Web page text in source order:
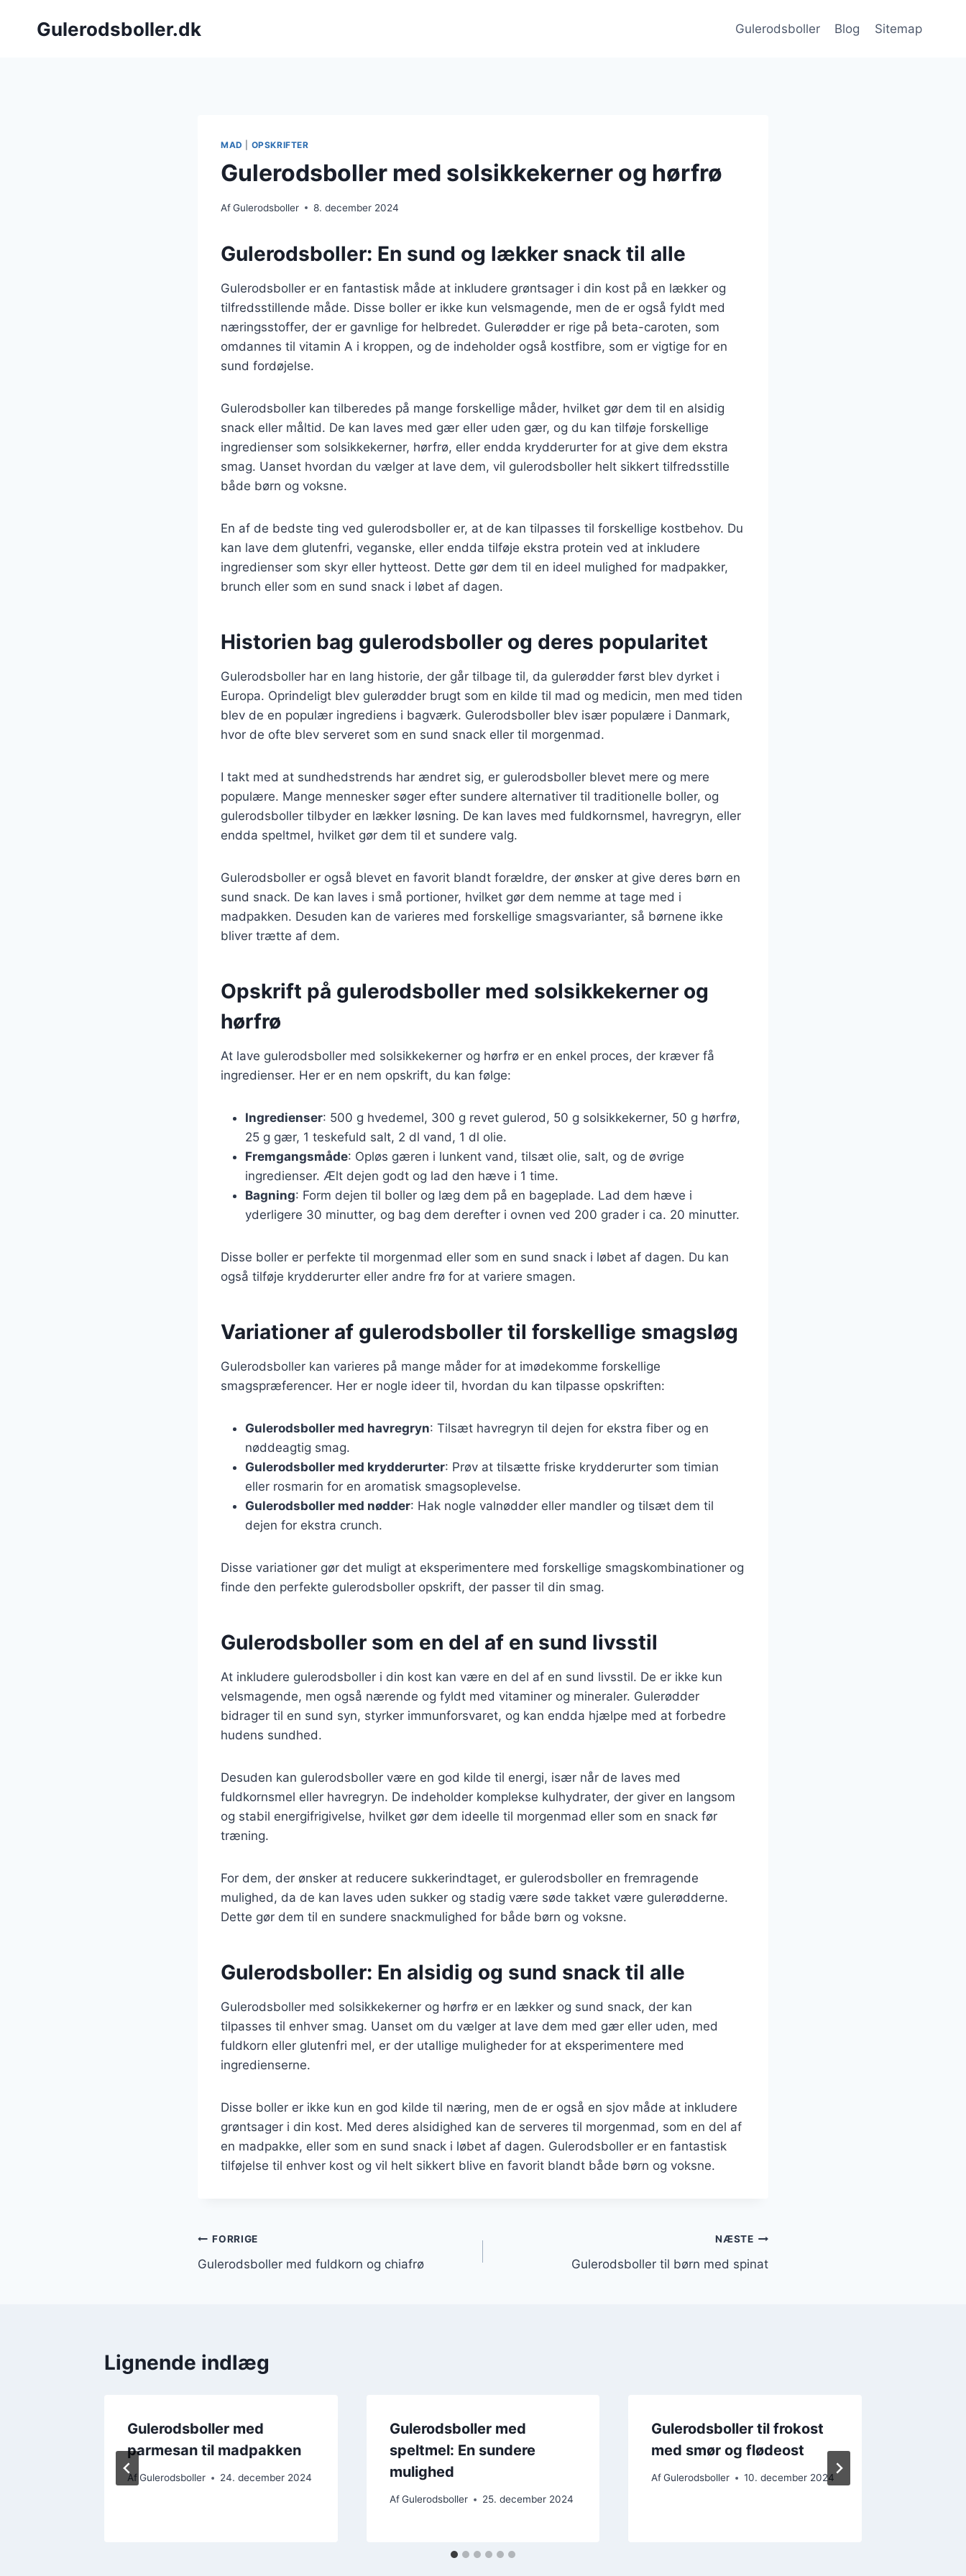
Gulerodsboller.dk Gulerodsboller Blog Sitemap
MAD OPSKRIFTER
Gulerodsboller med solsikkekerner og hørfrø
AfGulerodsboller 8. december 2024
Gulerodsboller: En sund og lækker snack til alle
Gulerodsboller er en fantastisk måde at inkludere grøntsager i din kost på en lækker og
tilfredsstillende måde. Disse boller er ikke kun velsmagende, men de er også fyldt med
næringsstoffer, der er gavnlige for helbredet. Gulerødder er rige på beta-caroten, som
omdannes til vitamin A i kroppen, og de indeholder også kostfibre, som er vigtige for en
sund fordøjelse.
Gulerodsboller kan tilberedes på mange forskellige måder, hvilket gør dem til en alsidig
snack eller måltid. De kan laves med gær eller uden gær, og du kan tilføje forskellige
ingredienser som solsikkekerner, hørfrø, eller endda krydderurter for at give dem ekstra
smag. Uanset hvordan du vælger at lave dem, vil gulerodsboller helt sikkert tilfredsstille
både børn og voksne.
En af de bedste ting ved gulerodsboller er, at de kan tilpasses til forskellige kostbehov. Du
kan lave dem glutenfri, veganske, eller endda tilføje ekstra protein ved at inkludere
ingredienser som skyr eller hytteost. Dette gør dem til en ideel mulighed for madpakker,
brunch eller som en sund snack i løbet af dagen.
Historien bag gulerodsboller og deres popularitet
Gulerodsboller har en lang historie, der går tilbage til, da gulerødder først blev dyrket i
Europa. Oprindeligt blev gulerødder brugt som en kilde til mad og medicin, men med tiden
blev de en populær ingrediens i bagværk. Gulerodsboller blev især populære i Danmark,
hvor de ofte blev serveret som en sund snack eller til morgenmad.
I takt med at sundhedstrends har ændret sig, er gulerodsboller blevet mere og mere
populære. Mange mennesker søger efter sundere alternativer til traditionelle boller, og
gulerodsboller tilbyder en lækker løsning. De kan laves med fuldkornsmel, havregryn, eller
endda speltmel, hvilket gør dem til et sundere valg.
Gulerodsboller er også blevet en favorit blandt forældre, der ønsker at give deres børn en
sund snack. De kan laves i små portioner, hvilket gør dem nemme at tage med i
madpakken. Desuden kan de varieres med forskellige smagsvarianter, så børnene ikke
bliver trætte af dem.
Opskrift på gulerodsboller med solsikkekerner og
hørfrø
At lave gulerodsboller med solsikkekerner og hørfrø er en enkel proces, der kræver få
ingredienser. Her er en nem opskrift, du kan følge:
Ingredienser: 500 g hvedemel, 300 g revet gulerod, 50 g solsikkekerner, 50 g hørfrø,
25 g gær, 1 teskefuld salt, 2 dl vand, 1 dl olie.
Fremgangsmåde: Opløs gæren i lunkent vand, tilsæt olie, salt, og de øvrige
ingredienser. Ælt dejen godt og lad den hæve i 1 time.
Bagning: Form dejen til boller og læg dem på en bageplade. Lad dem hæve i
yderligere 30 minutter, og bag dem derefter i ovnen ved 200 grader i ca. 20 minutter.
Disse boller er perfekte til morgenmad eller som en sund snack i løbet af dagen. Du kan
også tilføje krydderurter eller andre frø for at variere smagen.
Variationer af gulerodsboller til forskellige smagsløg
Gulerodsboller kan varieres på mange måder for at imødekomme forskellige
smagspræferencer. Her er nogle ideer til, hvordan du kan tilpasse opskriften:
Gulerodsboller med havregryn: Tilsæt havregryn til dejen for ekstra fiber og en
nøddeagtig smag.
Gulerodsboller med krydderurter: Prøv at tilsætte friske krydderurter som timian
eller rosmarin for en aromatisk smagsoplevelse.
Gulerodsboller med nødder: Hak nogle valnødder eller mandler og tilsæt dem til
dejen for ekstra crunch.
Disse variationer gør det muligt at eksperimentere med forskellige smagskombinationer og
finde den perfekte gulerodsboller opskrift, der passer til din smag.
Gulerodsboller som en del af en sund livsstil
At inkludere gulerodsboller i din kost kan være en del af en sund livsstil. De er ikke kun
velsmagende, men også nærende og fyldt med vitaminer og mineraler. Gulerødder
bidrager til en sund syn, styrker immunforsvaret, og kan endda hjælpe med at forbedre
hudens sundhed.
Desuden kan gulerodsboller være en god kilde til energi, især når de laves med
fuldkornsmel eller havregryn. De indeholder komplekse kulhydrater, der giver en langsom
og stabil energifrigivelse, hvilket gør dem ideelle til morgenmad eller som en snack før
træning.
For dem, der ønsker at reducere sukkerindtaget, er gulerodsboller en fremragende
mulighed, da de kan laves uden sukker og stadig være søde takket være gulerødderne.
Dette gør dem til en sundere snackmulighed for både børn og voksne.
Gulerodsboller: En alsidig og sund snack til alle
Gulerodsboller med solsikkekerner og hørfrø er en lækker og sund snack, der kan
tilpasses til enhver smag. Uanset om du vælger at lave dem med gær eller uden, med
fuldkorn eller glutenfri mel, er der utallige muligheder for at eksperimentere med
ingredienserne.
Disse boller er ikke kun en god kilde til næring, men de er også en sjov måde at inkludere
grøntsager i din kost. Med deres alsidighed kan de serveres til morgenmad, som en del af
en madpakke, eller som en sund snack i løbet af dagen. Gulerodsboller er en fantastisk
tilføjelse til enhver kost og vil helt sikkert blive en favorit blandt både børn og voksne.
Indlægsnavigation
FORRIGE
Gulerodsboller med fuldkorn og chiafrø
NÆSTE
Gulerodsboller til børn med spinat
Lignende indlæg
Gulerodsboller med
parmesan til madpakken
AfGulerodsboller 24. december 2024
Gulerodsboller med
speltmel: En sundere
mulighed
Af Gulerodsboller 25. december 2024
Gulerodsboller til frokost
med smør og flødeost
Af Gulerodsboller 10. december 2024